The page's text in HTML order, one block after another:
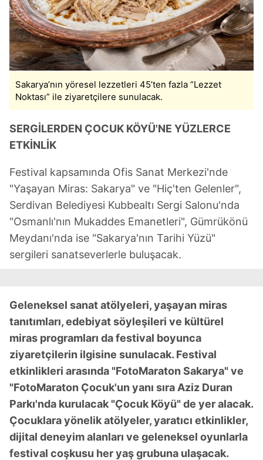
Sakarya’nın yöresel lezzetleri 45’ten fazla “Lezzet
Noktası” ile ziyaretçilere sunulacak.
SERGİLERDEN ÇOCUK KÖYÜ'NE YÜZLERCE
ETKİNLİK
Festival kapsamında Ofis Sanat Merkezi'nde
"Yaşayan Miras: Sakarya" ve "Hiç'ten Gelenler",
Serdivan Belediyesi Kubbealtı Sergi Salonu'nda
"Osmanlı'nın Mukaddes Emanetleri", Gümrükönü
Meydanı'nda ise "Sakarya'nın Tarihi Yüzü"
sergileri sanatseverlerle buluşacak.
Geleneksel sanat atölyeleri, yaşayan miras
tanıtımları, edebiyat söyleşileri ve kültürel
miras programları da festival boyunca
ziyaretçilerin ilgisine sunulacak. Festival
etkinlikleri arasında "FotoMaraton Sakarya" ve
"FotoMaraton Çocuk'un yanı sıra Aziz Duran
Parkı'nda kurulacak "Çocuk Köyü" de yer alacak.
Çocuklara yönelik atölyeler, yaratıcı etkinlikler,
dijital deneyim alanları ve geleneksel oyunlarla
festival coşkusu her yaş grubuna ulaşacak.